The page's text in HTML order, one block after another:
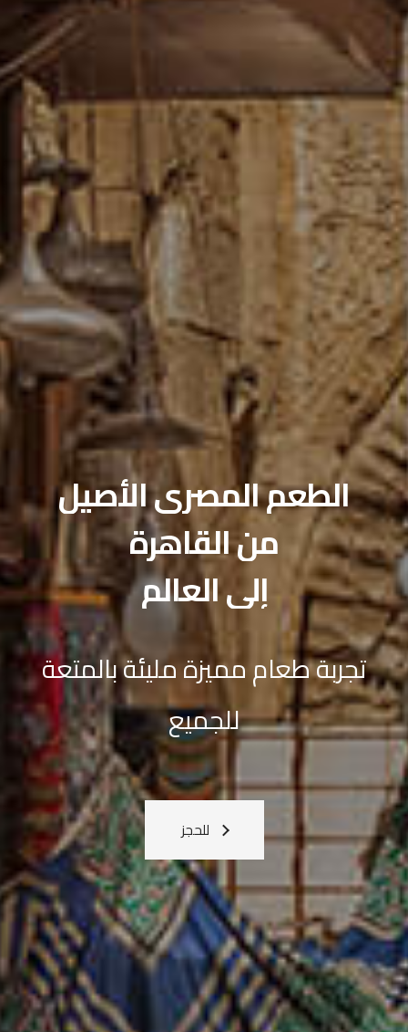
صالات الطعام الخاصة
احتفل بمناسبتك
القادمة
معنا
اعرف المزيد